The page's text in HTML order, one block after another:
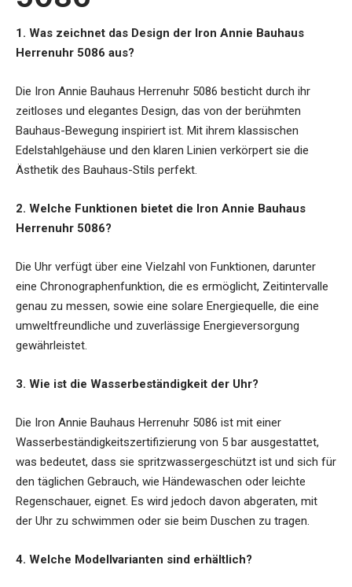
1. Was zeichnet das Design der Iron Annie Bauhaus
Herrenuhr 5086 aus?
Die Iron Annie Bauhaus Herrenuhr 5086 besticht durch ihr
zeitloses und elegantes Design, das von der berühmten
Bauhaus-Bewegung inspiriert ist. Mit ihrem klassischen
Edelstahlgehäuse und den klaren Linien verkörpert sie die
Ästhetik des Bauhaus-Stils perfekt.
2. Welche Funktionen bietet die Iron Annie Bauhaus
Herrenuhr 5086?
Die Uhr verfügt über eine Vielzahl von Funktionen, darunter
eine Chronographenfunktion, die es ermöglicht, Zeitintervalle
genau zu messen, sowie eine solare Energiequelle, die eine
umweltfreundliche und zuverlässige Energieversorgung
gewährleistet.
3. Wie ist die Wasserbeständigkeit der Uhr?
Die Iron Annie Bauhaus Herrenuhr 5086 ist mit einer
Wasserbeständigkeitszertifizierung von 5 bar ausgestattet,
was bedeutet, dass sie spritzwassergeschützt ist und sich für
den täglichen Gebrauch, wie Händewaschen oder leichte
Regenschauer, eignet. Es wird jedoch davon abgeraten, mit
der Uhr zu schwimmen oder sie beim Duschen zu tragen.
4. Welche Modellvarianten sind erhältlich?